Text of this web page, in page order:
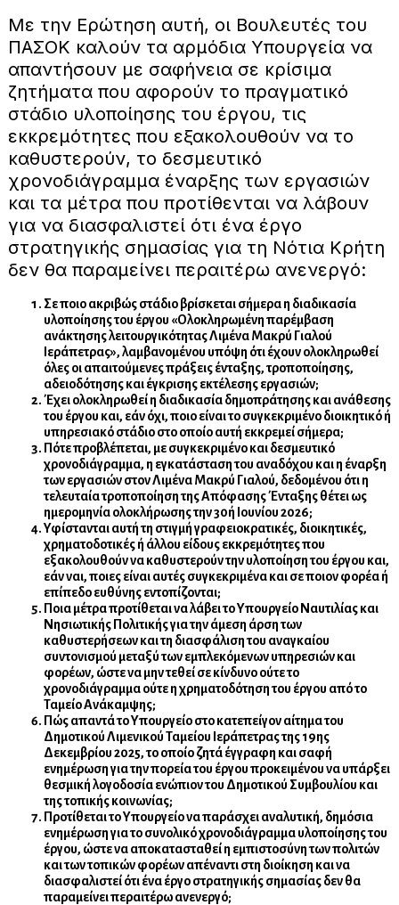
Με την Ερώτηση αυτή, οι Βουλευτές του
ΠΑΣΟΚ καλούν τα αρμόδια Υπουργεία να
απαντήσουν με σαφήνεια σε κρίσιμα
ζητήματα που αφορούν το πραγματικό
στάδιο υλοποίησης του έργου, τις
εκκρεμότητες που εξακολουθούν να το
καθυστερούν, το δεσμευτικό
χρονοδιάγραμμα έναρξης των εργασιών
και τα μέτρα που προτίθενται να λάβουν
για να διασφαλιστεί ότι ένα έργο
στρατηγικής σημασίας για τη Νότια Κρήτη
δεν θα παραμείνει περαιτέρω ανενεργό:
Σε ποιο ακριβώς στάδιο βρίσκεται σήμερα η διαδικασία
υλοποίησης του έργου «Ολοκληρωμένη παρέμβαση
ανάκτησης λειτουργικότητας Λιμένα Μακρύ Γιαλού
Ιεράπετρας», λαμβανομένου υπόψη ότι έχουν ολοκληρωθεί
όλες οι απαιτούμενες πράξεις ένταξης, τροποποίησης,
αδειοδότησης και έγκρισης εκτέλεσης εργασιών;
Έχει ολοκληρωθεί η διαδικασία δημοπράτησης και ανάθεσης
του έργου και, εάν όχι, ποιο είναι το συγκεκριμένο διοικητικό ή
υπηρεσιακό στάδιο στο οποίο αυτή εκκρεμεί σήμερα;
Πότε προβλέπεται, με συγκεκριμένο και δεσμευτικό
χρονοδιάγραμμα, η εγκατάσταση του αναδόχου και η έναρξη
των εργασιών στον Λιμένα Μακρύ Γιαλού, δεδομένου ότι η
τελευταία τροποποίηση της Απόφασης Ένταξης θέτει ως
ημερομηνία ολοκλήρωσης την 30ή Ιουνίου 2026;
Υφίστανται αυτή τη στιγμή γραφειοκρατικές, διοικητικές,
χρηματοδοτικές ή άλλου είδους εκκρεμότητες που
εξακολουθούν να καθυστερούν την υλοποίηση του έργου και,
εάν ναι, ποιες είναι αυτές συγκεκριμένα και σε ποιον φορέα ή
επίπεδο ευθύνης εντοπίζονται;
Ποια μέτρα προτίθεται να λάβει το Υπουργείο Ναυτιλίας και
Νησιωτικής Πολιτικής για την άμεση άρση των
καθυστερήσεων και τη διασφάλιση του αναγκαίου
συντονισμού μεταξύ των εμπλεκόμενων υπηρεσιών και
φορέων, ώστε να μην τεθεί σε κίνδυνο ούτε το
χρονοδιάγραμμα ούτε η χρηματοδότηση του έργου από το
Ταμείο Ανάκαμψης;
Πώς απαντά το Υπουργείο στο κατεπείγον αίτημα του
Δημοτικού Λιμενικού Ταμείου Ιεράπετρας της 19ης
Δεκεμβρίου 2025, το οποίο ζητά έγγραφη και σαφή
ενημέρωση για την πορεία του έργου προκειμένου να υπάρξει
θεσμική λογοδοσία ενώπιον του Δημοτικού Συμβουλίου και
της τοπικής κοινωνίας;
Προτίθεται το Υπουργείο να παράσχει αναλυτική, δημόσια
ενημέρωση για το συνολικό χρονοδιάγραμμα υλοποίησης του
έργου, ώστε να αποκατασταθεί η εμπιστοσύνη των πολιτών
και των τοπικών φορέων απέναντι στη διοίκηση και να
διασφαλιστεί ότι ένα έργο στρατηγικής σημασίας δεν θα
παραμείνει περαιτέρω ανενεργό;